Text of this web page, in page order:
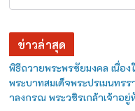
ข่าวล่าสุด
พิธีถวายพระพรชัยมงคล เนื่อ
พระบาทสมเด็จพระปรเมนทร
าลงกรณ พระวชิรเกล้าเจ้าอยู่